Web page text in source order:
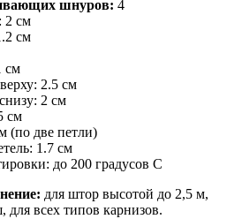
шнуров: 4
2 см
см
см
2.5 см
2 см
см
(по две петли)
1.7 см
до 200 градусов С
для штор высотой до 2,5 м,
всех типов карнизов.